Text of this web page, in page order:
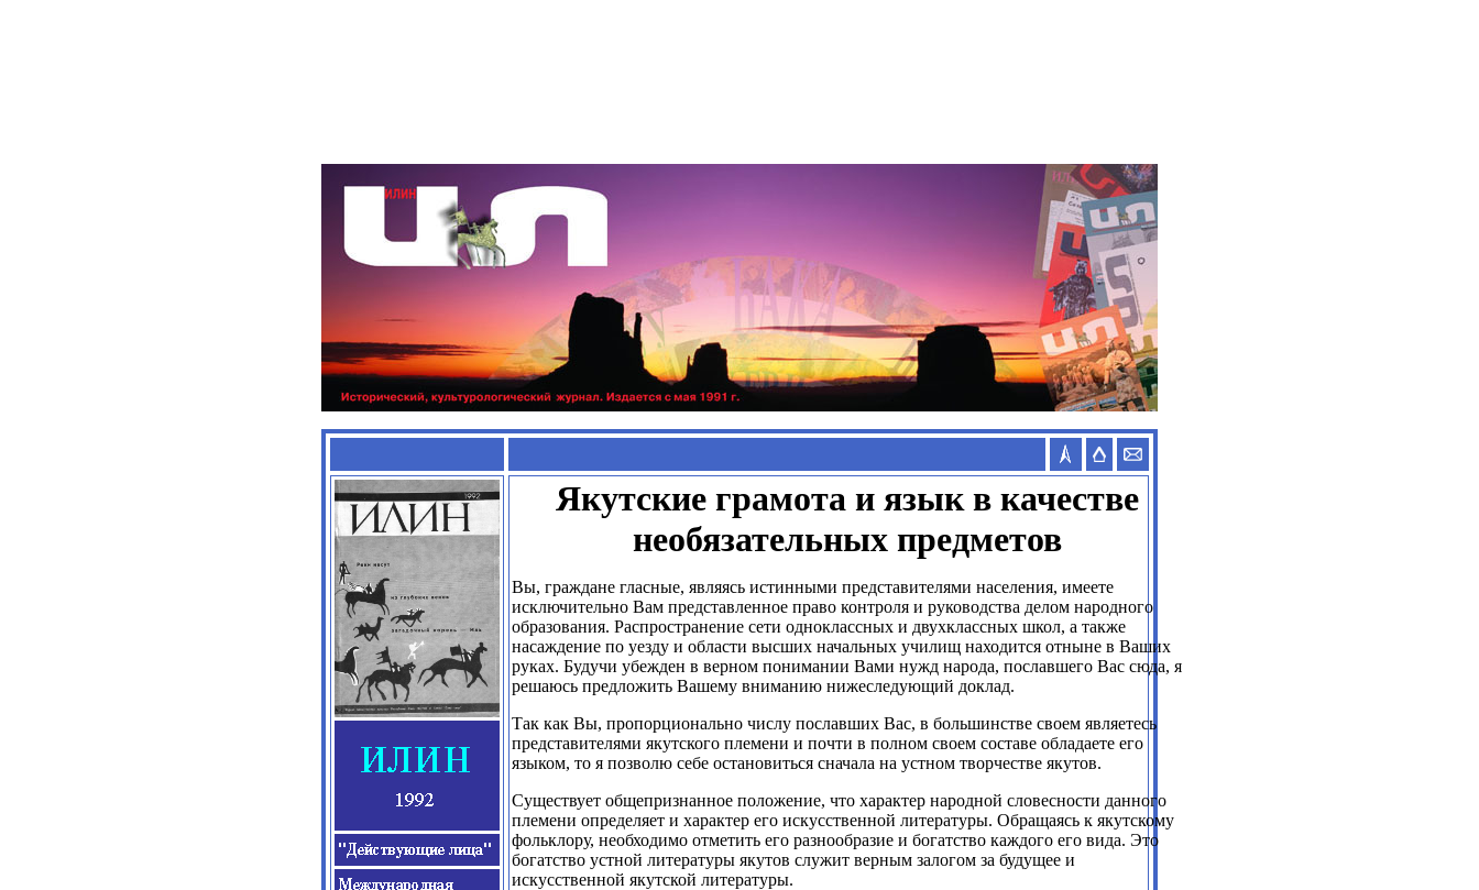
Якутские грамота и язык в качестве
необязательных предметов
Вы, граждане гласные, являясь истинными представителями населения, имеете
исключительно Вам представленное право контроля и руководства делом народного
образования. Распространение сети одноклассных и двухклассных школ, а также
насаждение по уезду и области высших начальных училищ находится отныне в Ваших
руках. Будучи убежден в верном понимании Вами нужд народа, пославшего Вас сюда, я
решаюсь предложить Вашему вниманию нижеследующий доклад.
Так как Вы, пропорционально числу пославших Вас, в большинстве своем являетесь
представителями якутского племени и почти в полном своем составе обладаете его
языком, то я позволю себе остановиться сначала на устном творчестве якутов.
Существует общепризнанное положение, что характер народной словесности данного
племени определяет и характер его искусственной литературы. Обращаясь к якутскому
фольклору, необходимо отметить его разнообразие и богатство каждого его вида. Это
богатство устной литературы якутов служит верным залогом за будущее и
искусственной якутской литературы.